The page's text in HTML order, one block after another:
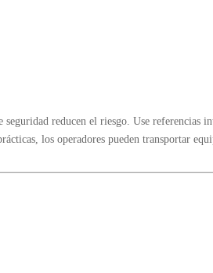
reducen el riesgo. Use referencias
los operadores pueden transportar